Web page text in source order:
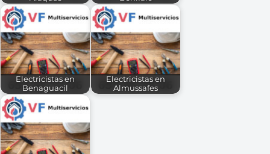
Electricistas en
Benaguacil
Electricistas en
Almussafes